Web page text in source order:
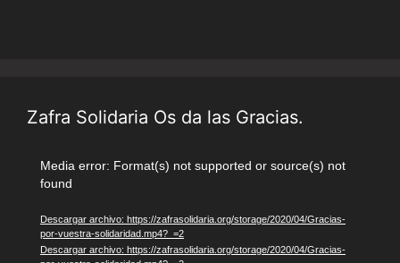
Zafra Solidaria Os da las Gracias.
Reproductor
de
vídeo
Media error: Format(s) not supported or source(s) not
found
Descargar archivo: https://zafrasolidaria.org/storage/2020/04/Gracias-
por-vuestra-solidaridad.mp4?_=2
Descargar archivo: https://zafrasolidaria.org/storage/2020/04/Gracias-